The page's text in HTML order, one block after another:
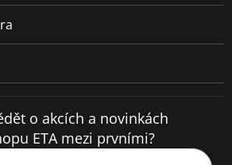
o akcích a novinkách
ETA mezi prvními?